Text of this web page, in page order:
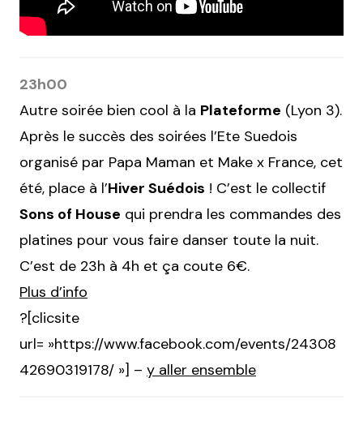
23h00
Autre soirée bien cool à la Plateforme (Lyon 3).
Après le succès des soirées l’Ete Suedois
organisé par Papa Maman et Make x France, cet
été, place à l’Hiver Suédois ! C’est le collectif
Sons of House qui prendra les commandes des
platines pour vous faire danser toute la nuit.
C’est de 23h à 4h et ça coute 6€.
Plus d’info
?[clicsite
url= »https://www.facebook.com/events/24308
42690319178/ »] – y aller ensemble